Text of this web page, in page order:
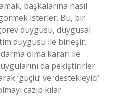
başkalarına nasıl
isterler. Bu, bir
duygusu, duygusal
duygusu ile birleşir.
olma kararı ile
da pekiştirirler.
‘güçlü’ ve ‘destekleyici’
cazip kılar.